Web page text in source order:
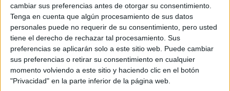
cambiar sus preferencias antes de otorgar su consentimiento.
Tenga en cuenta que algún procesamiento de sus datos
personales puede no requerir de su consentimiento, pero usted
tiene el derecho de rechazar tal procesamiento. Sus
preferencias se aplicarán solo a este sitio web. Puede cambiar
sus preferencias o retirar su consentimiento en cualquier
momento volviendo a este sitio y haciendo clic en el botón
"Privacidad" en la parte inferior de la página web.
enseñanza:
Castellano
Pídeles información ¡GRATIS!
Presencial
Nota de corte
No aplica
Grado en Fisioterapia
Web de la facultad:
http://canarias.universidadeuropea.es
Duración:4,0 años
Precio del primer curso:10.120 €